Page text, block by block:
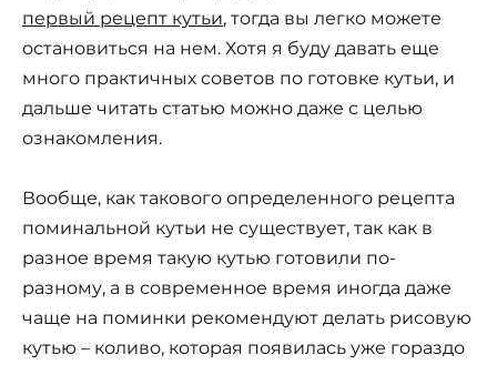
первый рецепт кутьи, тогда вы легко можете
остановиться на нем. Хотя я буду давать еще
много практичных советов по готовке кутьи, и
дальше читать статью можно даже с целью
ознакомления.
Вообще, как такового определенного рецепта
поминальной кутьи не существует, так как в
разное время такую кутью готовили по-
разному, а в современное время иногда даже
чаще на поминки рекомендуют делать рисовую
кутью – коливо, которая появилась уже гораздо